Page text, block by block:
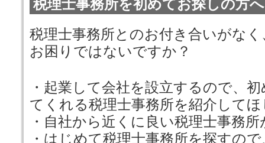
税理士事務所を初めてお探しの方へ
税理士事務所とのお付き合いがな
お困りではないですか？
・起業して会社を設立するので、
てくれる税理士事務所を紹介して
・自社から近くに良い税理士事務
・はじめて税理士事務所を探すの